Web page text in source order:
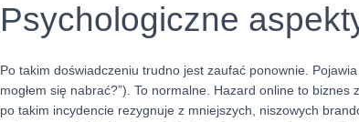
Psychologiczne
Po takim doświadczeniu trudno jest zaufać ponownie.
mogłem się nabrać?”). To normalne. Hazard online to
po takim incydencie rezygnuje z mniejszych, niszowych